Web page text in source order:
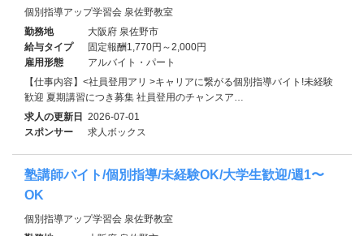
個別指導アップ学習会 泉佐野教室
勤務地
大阪府 泉佐野市
給与タイプ
固定報酬1,770円～2,000円
雇用形態
アルバイト・パート
【仕事内容】<社員登用アリ >キャリアに繋がる個別指導バイト!未経験
歓迎 夏期講習につき募集 社員登用のチャンスア…
求人の更新日 2026-07-01
スポンサー
求人ボックス
塾講師バイト/個別指導/未経験OK/大学生歓迎/週1〜
OK
個別指導アップ学習会 泉佐野教室